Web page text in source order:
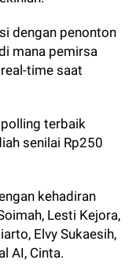
dengan penonton
mana pemirsa
time saat
terbaik
senilai Rp250
kehadiran
Lesti Kejora,
Elvy Sukaesih,
AI, Cinta.